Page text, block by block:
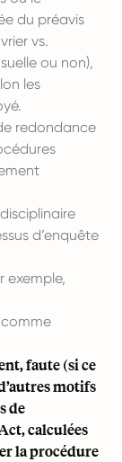
du préavis
vs.
ou non),
les
redondance
d’enquête
exemple,
comme
faute (si ce
motifs
de
calculées
la procédure